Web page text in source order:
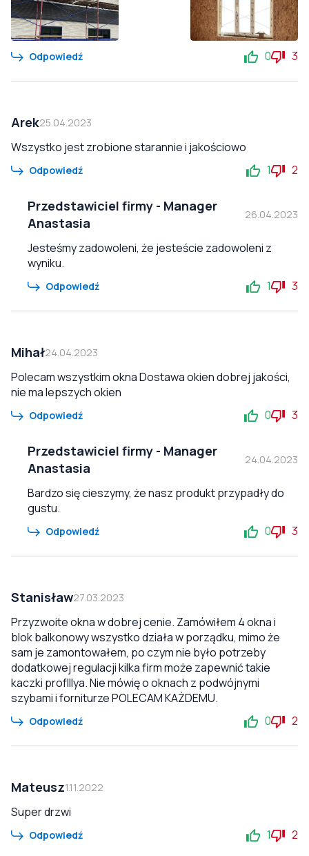
Odpowiedź 0 3
Arek25.04.2023
Wszystko jest zrobione starannie i jakościowo
Odpowiedź 1 2
Przedstawiciel firmy - Manager
Anastasia
26.04.2023
Jesteśmy zadowoleni, że jesteście zadowoleni z
wyniku.
Odpowiedź 1 3
Mihał24.04.2023
Polecam wszystkim okna Dostawa okien dobrej jakości,
nie ma lepszych okien
Odpowiedź 0 3
Przedstawiciel firmy - Manager
Anastasia
24.04.2023
Bardzo się cieszymy, że nasz produkt przypadły do
gustu.
Odpowiedź 0 3
Stanisław27.03.2023
Przyzwoite okna w dobrej cenie. Zamówiłem 4 okna i
blok balkonowy wszystko działa w porządku, mimo że
sam je zamontowałem, po czym nie było potrzeby
dodatkowej regulacji kilka firm może zapewnić takie
kaczki profIllya. Nie mówię o oknach z podwójnymi
szybami i forniturze POLECAM KAŻDEMU.
Odpowiedź 0 2
Mateusz1.11.2022
Super drzwi
Odpowiedź 1 2